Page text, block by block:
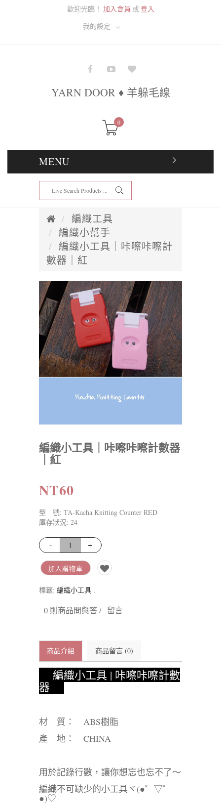
歡迎光臨！ 加入會員 或登入
我的設定
YARN DOOR ♦ 羊躲毛線
0
MENU
編織工具
編織小幫手
編織小工具｜咔嚓咔嚓計
數器｜紅
編織小工具｜咔嚓咔嚓計數器
｜紅
NT60
型 號: TA-Kacha Knitting Counter RED
庫存狀況: 24
- +
加入購物車
標籤: 編織小工具 .
0 則商品問與答 / 留言
商品介紹 商品留言 (0)
編織小工具 | 咔嚓咔嚓計數
器
材 質： ABS樹脂
產 地： CHINA
用於記錄行數，讓你想忘也忘不了～
編織不可缺少的小工具ヾ(●゜▽゜
●)♡